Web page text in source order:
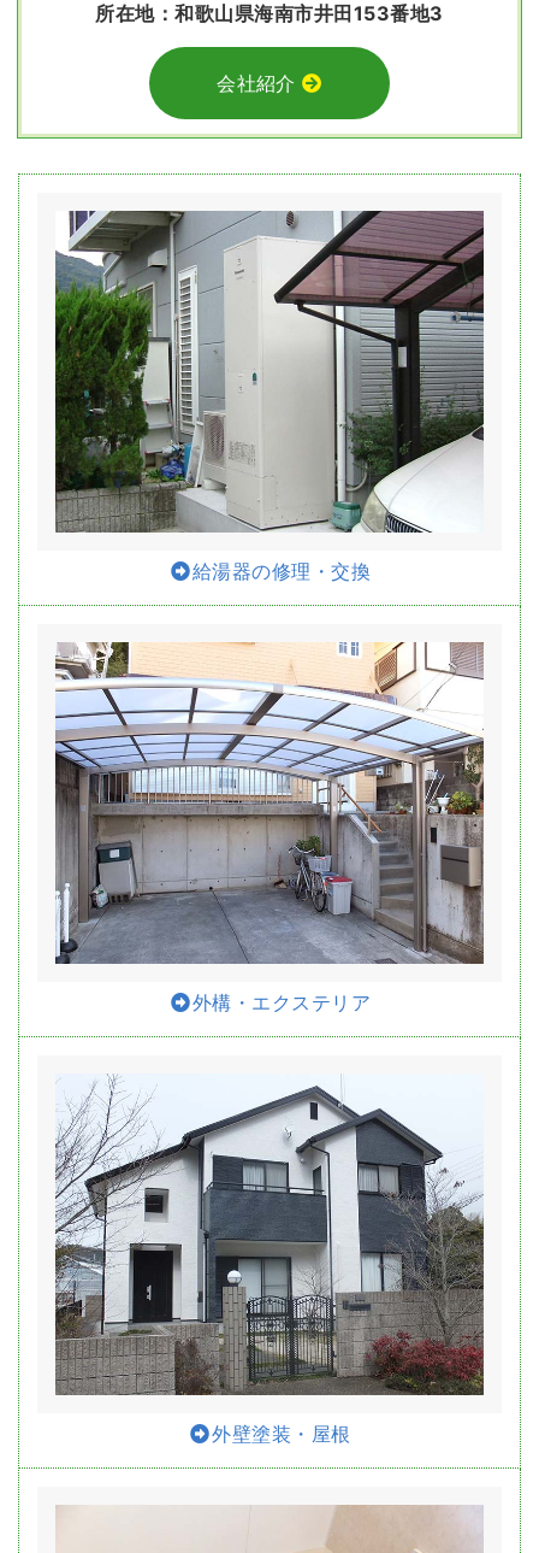
所在地：和歌山県海南市井田153番地3
会社紹介
給湯器の修理・交換
外構・エクステリア
外壁塗装・屋根